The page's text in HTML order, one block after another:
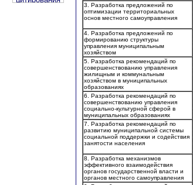
3. Разработка предложений по
оптимизации территориальных
основ местного самоуправления
4. Разработка предложений по
формированию структуры
управления муниципальным
хозяйством
5. Разработка рекомендаций по
совершенствованию управления
жилищным и коммунальным
хозяйством в муниципальных
образованиях
6. Разработка рекомендаций по
совершенствованию управления
социально-культурной сферой в
муниципальных образованиях
7. Разработка рекомендаций по
развитию муниципальной системы
социальной поддержки и содействия
занятости населения
8. Разработка механизмов
эффективного взаимодействия
органов государственной власти и
органов местного самоуправления